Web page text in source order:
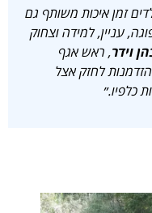
זמן איכות משותף גם
עניין, למידה וצחוק
וידר, ראש אגף
לחזק אצל
כלפיו.״